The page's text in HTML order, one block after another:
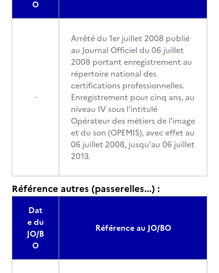
O
-
Arrêté du 1er juillet 2008 publié
au Journal Officiel du 06 juillet
2008 portant enregistrement au
répertoire national des
certifications professionnelles.
Enregistrement pour cinq ans, au
niveau IV sous l'intitulé
Opérateur des métiers de l'image
et du son (OPEMIS), avec effet au
06 juillet 2008, jusqu'au 06 juillet
2013.
Référence autres (passerelles...) :
Dat
e du
JO/B
O
Référence au JO/BO